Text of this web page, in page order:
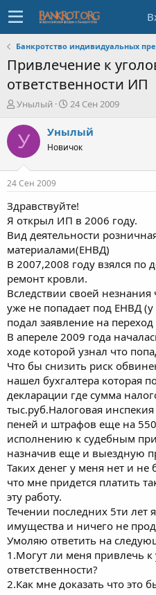
Банкротство индивидуальных
Привлечение к
ответственности ИП
А
т
о
р
е
м
ы
Унылый
Д
т
н
л
а
24 Сен 2009
У Унылый
Новичок
24 Сен 2009
Здравствуйте!
Я открыл ИП в 2006 году.
Вид деятельности
материалами(ЕНВД)
В 2007,2008 году взялся по
ремонт кровли.
Вследствии своей незнания
уже не попадает под ЕНВД (у
подал заявление на
В апереле 2009 года
ходе которой узнал что
Что бы снизить риск
нашел бухгалтера которая
декларации где сумма
тыс.руб.Налоговая
пеней и штрафов еще на
исполнению к судебным
назначив еще и выездную
Таких денег у меня нет и не
что мне придется платить
эту работу.
Течении последних 5ти лет
имущества и ничего не
Умоляю ответить на
1.Могут ли меня привлечь к
ответственности?
2.Как мне доказать что это